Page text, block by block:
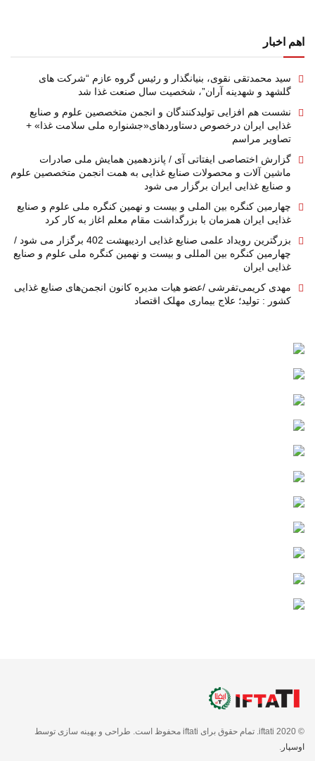
اهم اخبار
سید محمدتقی نقوی، بنیانگذار و رئیس گروه عازم “شرکت های
گلشهد و شهدینه آران”، شخصیت سال صنعت غذا شد
نشست هم افزایی تولیدکنندگان و انجمن متخصصین علوم و صنایع
غذایی ایران درخصوص دستاوردهای«جشنواره ملی سلامت غذا» +
تصاویر مراسم
گزارش اختصاصی ایفتاتی آی / پانزدهمین همایش ملی صادرات
ماشین آلات و محصولات صنایع غذایی به همت انجمن متخصصین علوم
و صنایع غذایی ایران برگزار می شود
چهارمین کنگره بین الملی و بیست و نهمین کنگره ملی علوم و صنایع
غذایی ایران همزمان با بزرگداشت مقام معلم اغاز به کار کرد
بزرگترین رویداد علمی صنایع غذایی اردیبهشت 402 برگزار می شود /
چهارمین کنگره بین المللی و بیست و نهمین کنگره ملی علوم و صنایع
غذایی ایران
مهدی کریمی‌تفرشی /عضو هیات مدیره کانون انجمن‌های صنایع غذایی
کشور : تولید؛ علاج بیماری مهلک اقتصاد
© 2020 iftati. تمام حقوق برای iftati محفوظ است. طراحی و بهینه سازی توسط
اوسپار .